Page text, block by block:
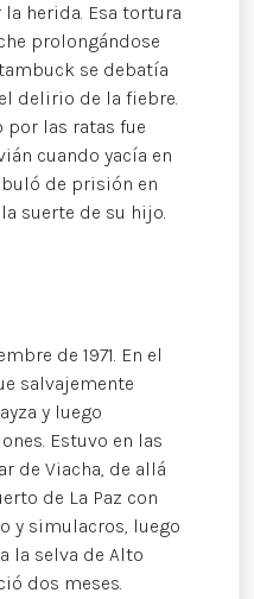
herida. Esa tortura
prolongándose
se debatía
delirio de la fiebre.
por las ratas fue
cuando yacía en
de prisión en
suerte de su hijo.
de 1971. En el
salvajemente
y luego
Estuvo en las
de Viacha, de allá
de La Paz con
y simulacros, luego
la selva de Alto
dos meses.